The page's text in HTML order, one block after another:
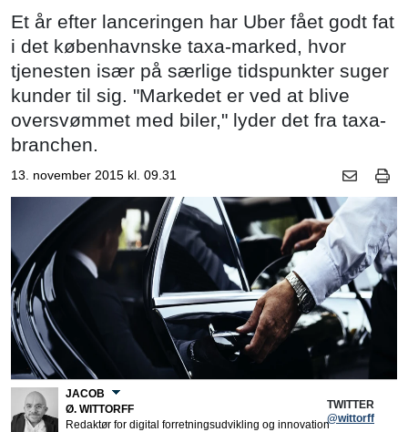
Et år efter lanceringen har Uber fået godt fat
i det københavnske taxa-marked, hvor
tjenesten især på særlige tidspunkter suger
kunder til sig. "Markedet er ved at blive
oversvømmet med biler," lyder det fra taxa-
branchen.
13. november 2015 kl. 09.31
JACOB
Ø. WITTORFF
Redaktør for digital forretningsudvikling og innovation
TWITTER
@wittorff